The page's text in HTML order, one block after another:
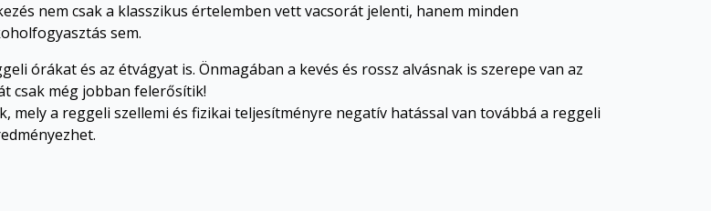
nem csak a klasszikus értelemben vett vacsorát jelenti, hanem minden
sem.
órákat és az étvágyat is. Önmagában a kevés és rossz alvásnak is szerepe van az
csak még jobban felerősítik!
mely a reggeli szellemi és fizikai teljesítményre negatív hatással van továbbá a reggeli